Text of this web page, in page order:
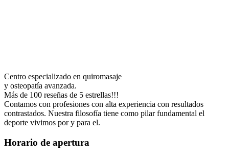
Centro especializado en quiromasaje
y osteopatía avanzada.
Más de 100 reseñas de 5 estrellas!!!
Contamos con profesiones con alta experiencia con resultados
contrastados. Nuestra filosofía tiene como pilar fundamental el
deporte vivimos por y para el.
Horario de apertura